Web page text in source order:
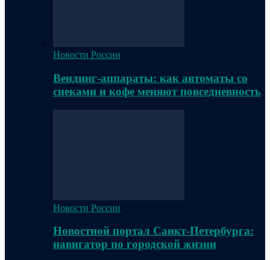
Новости России
Вендинг-аппараты: как автоматы со
снеками и кофе меняют повседневность
Новости России
Новостной портал Санкт-Петербурга:
навигатор по городской жизни